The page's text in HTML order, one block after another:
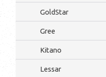
GoldStar
Gree
Kitano
Lessar